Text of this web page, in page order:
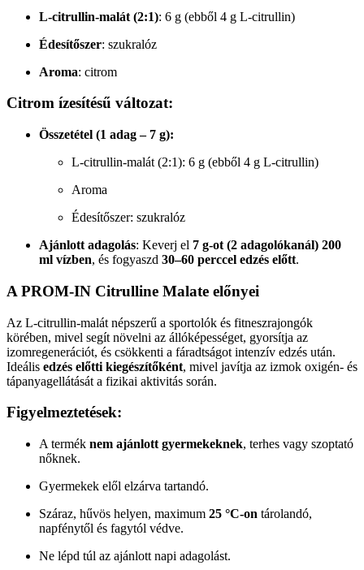
L-citrullin-malát (2:1): 6 g (ebből 4 g L-citrullin)
Édesítőszer: szukralóz
Aroma: citrom
Citrom ízesítésű változat:
Összetétel (1 adag – 7 g):
L-citrullin-malát (2:1): 6 g (ebből 4 g L-citrullin)
Aroma
Édesítőszer: szukralóz
Ajánlott adagolás: Keverj el 7 g-ot (2 adagolókanál) 200
ml vízben, és fogyaszd 30–60 perccel edzés előtt.
A PROM-IN Citrulline Malate előnyei
Az L-citrullin-malát népszerű a sportolók és fitneszrajongók
körében, mivel segít növelni az állóképességet, gyorsítja az
izomregenerációt, és csökkenti a fáradtságot intenzív edzés után.
Ideális edzés előtti kiegészítőként, mivel javítja az izmok oxigén- és
tápanyagellátását a fizikai aktivitás során.
Figyelmeztetések:
A termék nem ajánlott gyermekeknek, terhes vagy szoptató
nőknek.
Gyermekek elől elzárva tartandó.
Száraz, hűvös helyen, maximum 25 °C-on tárolandó,
napfénytől és fagytól védve.
Ne lépd túl az ajánlott napi adagolást.